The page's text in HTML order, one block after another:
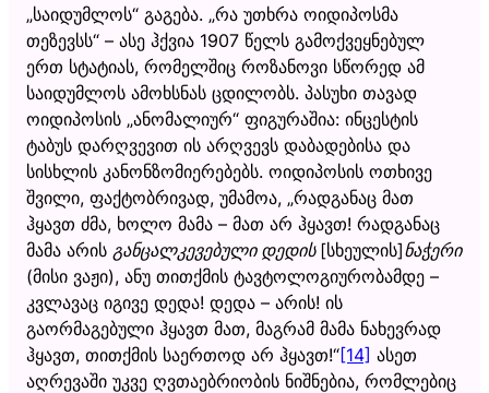
„საიდუმლოს“ გაგება. „რა უთხრა ოიდიპოსმა
თეზევსს“ – ასე ჰქვია 1907 წელს გამოქვეყნებულ
ერთ სტატიას, რომელშიც როზანოვი სწორედ ამ
საიდუმლოს ამოხსნას ცდილობს. პასუხი თავად
ოიდიპოსის „ანომალიურ“ ფიგურაშია: ინცესტის
ტაბუს დარღვევით ის არღვევს დაბადებისა და
სისხლის კანონზომიერებებს. ოიდიპოსის ოთხივე
შვილი, ფაქტობრივად, უმამოა, „რადგანაც მათ
ჰყავთ ძმა, ხოლო მამა – მათ არ ჰყავთ! რადგანაც
მამა არის განცალკევებული დედის [სხეულის]ნაჭერი
(მისი ვაჟი), ანუ თითქმის ტავტოლოგიურობამდე –
კვლავაც იგივე დედა! დედა – არის! ის
გაორმაგებული ჰყავთ მათ, მაგრამ მამა ნახევრად
ჰყავთ, თითქმის საერთოდ არ ჰყავთ!“[14] ასეთ
აღრევაში უკვე ღვთაებრიობის ნიშნებია, რომლებიც